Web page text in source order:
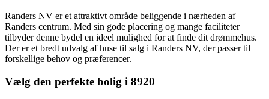
Randers NV er et attraktivt område beliggende i nærheden af
Randers centrum. Med sin gode placering og mange faciliteter
tilbyder denne bydel en ideel mulighed for at finde dit drømmehus.
Der er et bredt udvalg af huse til salg i Randers NV, der passer til
forskellige behov og præferencer.
Vælg den perfekte bolig i 8920